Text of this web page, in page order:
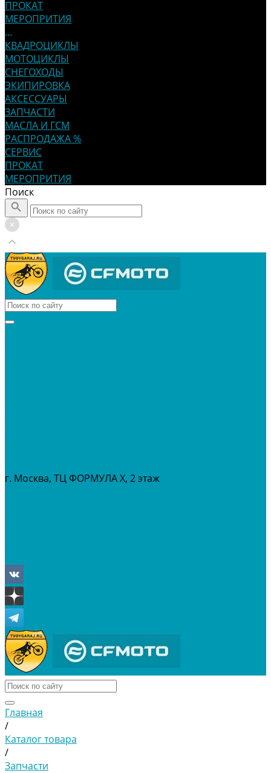
ПРОКАТ
МЕРОПРИТИЯ
...
КВАДРОЦИКЛЫ
МОТОЦИКЛЫ
СНЕГОХОДЫ
ЭКИПИРОВКА
АКСЕССУАРЫ
ЗАПЧАСТИ
МАСЛА И ГСМ
РАСПРОДАЖА %
СЕРВИС
ПРОКАТ
МЕРОПРИТИЯ
Поиск
г. Москва, ТЦ ФОРМУЛА Х, 2 этаж
Главная
/
Каталог товара
/
Запчасти